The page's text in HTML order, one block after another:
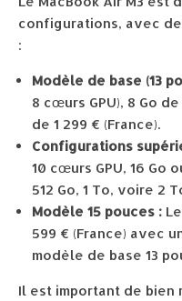
configurations, avec
:
Modèle de base (13
8 cœurs GPU), 8 Go
de 1 299 € (France).
Configurations
10 cœurs GPU, 16 Go
512 Go, 1 To, voire 2
Modèle 15 pouces :
599 € (France) avec
modèle de base 13
Il est important de